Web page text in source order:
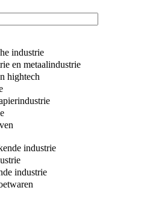
industrie
en metaalindustrie
hightech
industrie
industrie